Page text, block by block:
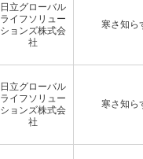
日立グローバル
ライフソリュー
ションズ株式会
社
寒さ知ら
日立グローバル
ライフソリュー
ションズ株式会
社
寒さ知ら